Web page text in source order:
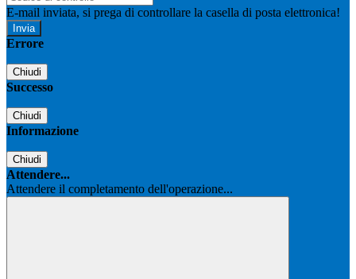
E-mail inviata, si prega di controllare la casella di posta elettronica!
Errore
Chiudi
Successo
Chiudi
Informazione
Chiudi
Attendere...
Attendere il completamento dell'operazione...